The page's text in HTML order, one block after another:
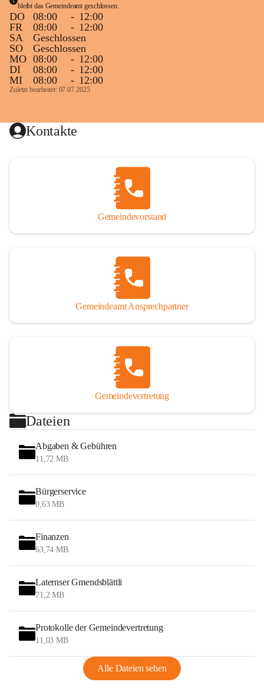
bleibt das Gemeindeamt geschlossen.
DO 08:00 - 12:00
FR
08:00 - 12:00
SA
Geschlossen
SO
Geschlossen
MO 08:00 - 12:00
DI
08:00 - 12:00
MI
08:00 - 12:00
Zuletzt bearbeitet: 07.07.2025
Kontakte
Gemeindevorstand
Gemeindeamt Ansprechpartner
Gemeindevertretung
Dateien
Abgaben & Gebühren
11,72 MB
Bürgerservice
0,63 MB
Finanzen
63,74 MB
Laternser Gmendsblättli
71,2 MB
Protokolle der Gemeindevertretung
11,03 MB
Alle Dateien sehen